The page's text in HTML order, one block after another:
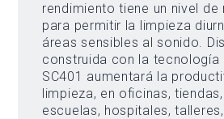
rendimiento tiene un nivel de
para permitir la limpieza
áreas sensibles al sonido. Diseñada y
construida con la tecnología
SC401 aumentará la
limpieza, en oficinas,
escuelas, hospitales,